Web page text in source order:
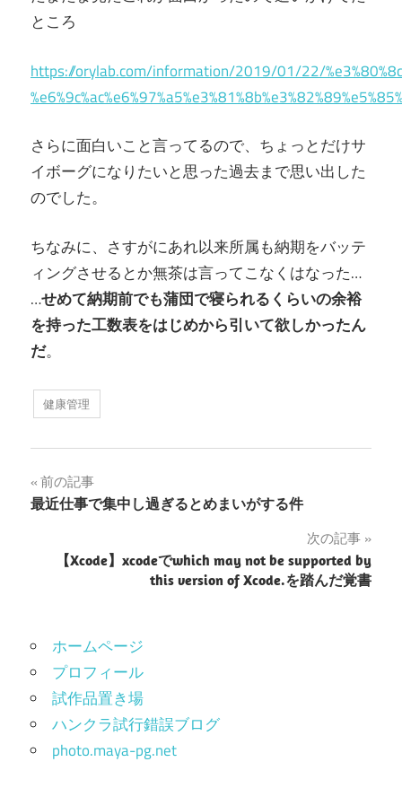
ところ
https://orylab.com/information/2019/01/22/
さらに面白いこと言ってるので、ちょっとだけサ
イボーグになりたいと思った過去まで思い出した
のでした。
ちなみに、さすがにあれ以来所属も納期をバッテ
ィングさせるとか無茶は言ってこなくはなった…
…せめて納期前でも蒲団で寝られるくらいの余裕
を持った工数表をはじめから引いて欲しかったん
だ。
健康管理
投
稿
ー
シ
ョ
ン
前の記事
最近仕事で集中し過ぎるとめまいがする件
次の記事
【Xcode】xcodeでwhich may not be supported by
this version of Xcode.を踏んだ覚書
ホームページ
プロフィール
試作品置き場
ハンクラ試行錯誤ブログ
photo.maya-pg.net